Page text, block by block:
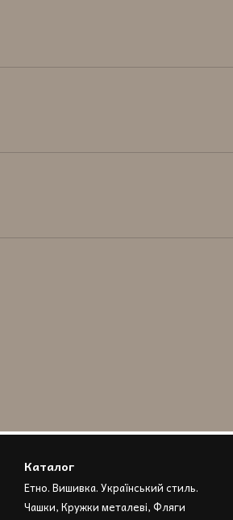
Каталог
Етно. Вишивка. Український стиль.
Чашки, Кружки металеві, Фляги